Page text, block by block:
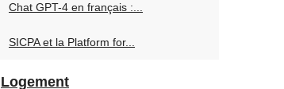
Chat GPT-4 en français :...
SICPA et la Platform for...
Logement